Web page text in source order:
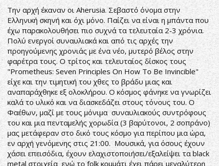
Την αρχή έκαναν οι Aherusia. Σεβαστό όνομα στην
Ελληνική σκηνή και όχι μόνο. Παίζει να είναι η μπάντα που
έχω παρακολουθήσει πιο συχνά τα τελευταία 2-3 χρόνια.
Πολύ ενεργοί συναυλιακά και από τις αρχές την
προηγούμενης χρονιάς με ένα νέο, μυτερό βέλος στην
φαρέτρα τους. Ο τρίτος και τελευταίος δίσκος τους
"Prometheus: Seven Principles On How To Be Invincible"
είχε και την τιμητική του χθες το βράδυ μιας και
αναπαράχθηκε εξ ολοκλήρου. Ο κόσμος φάνηκε να γνωρίζει
καλά το υλικό και να διασκεδάζει στους τόνους του. Ο
Φαέθων, μαζί με τους μόνιμα συναυλιακούς συντρόφους
του και μια πενταμελής χορωδία (3 βαρύτονοι, 2 σοπράνο)
μας μετάφεραν στο δικό τους κόσμο για περίπου μια ώρα,
εν αρχή γενόμενης στις 21:00. Μουσικά, για όσους έχουν
χάσει επεισόδια, έχουν ελαχιστοποιήσει/εξαλείψει τα black
metal στοιχεία ενώ το folk κομμάτι έχει πάρει μεγαλύτερη